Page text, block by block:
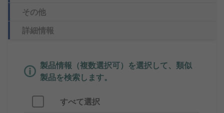
その他
詳細情報
製品情報（複数選択可）を選択して、類似
製品を検索します。
すべて選択